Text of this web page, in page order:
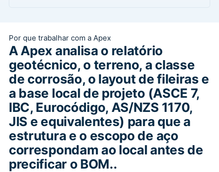
Por que trabalhar com a Apex
A Apex analisa o relatório
geotécnico, o terreno, a classe
de corrosão, o layout de fileiras e
a base local de projeto (ASCE 7,
IBC, Eurocódigo, AS/NZS 1170,
JIS e equivalentes) para que a
estrutura e o escopo de aço
correspondam ao local antes de
precificar o BOM..